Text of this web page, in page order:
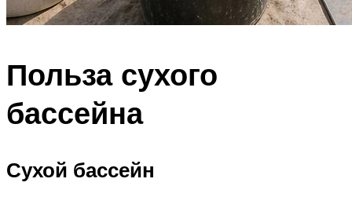
Польза сухого
бассейна
Сухой бассейн